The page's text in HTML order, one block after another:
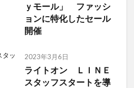
ｙモール」 ファッシ
ョンに特化したセール
開催
2023年3月6日
ライトオン ＬＩＮＥ
スタッフスタートを導